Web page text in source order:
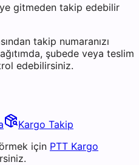
gitmeden takip edebilir
takip numaranızı
şubede veya teslim
edebilirsiniz.
Kargo Takip
için PTT Kargo